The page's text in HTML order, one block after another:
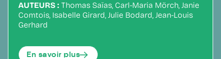
AUTEURS : Thomas Saïas, Carl-Maria Mörch, Janie
Comtois, Isabelle Girard, Julie Bodard, Jean-Louis
Gerhard
En savoir plus